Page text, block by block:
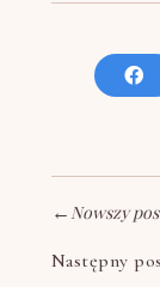
← Nowszy
Następny